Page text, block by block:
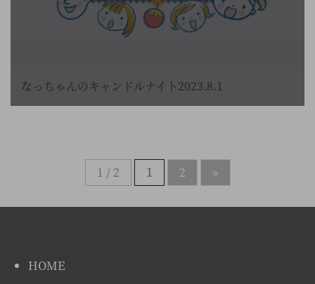
なっちゃんのキャンドルナイト2023.8.1
1 / 2 1 2 »
HOME